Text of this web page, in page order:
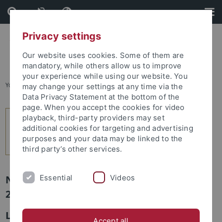
Skip
to
content
Skip
to
footer
You are here: Startseite ... 1
Newsletter Uni Tübingen aktuell Nr.
2/2018: Studium und Lehre
Literatur – das beste Lehrmittel
Privacy settings
Our website uses cookies. Some of them are
mandatory, while others allow us to improve
your experience while using our website. You
may change your settings at any time via the
Data Privacy Statement at the bottom of the
page. When you accept the cookies for video
playback, third-party providers may set
additional cookies for targeting and advertising
purposes and your data may be linked to the
third party’s other services.
Essential Videos